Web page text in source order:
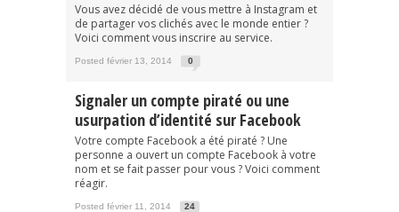
Vous avez décidé de vous mettre à Instagram et
de partager vos clichés avec le monde entier ?
Voici comment vous inscrire au service.
Posted février 13, 2014 0
Signaler un compte piraté ou une
usurpation d’identité sur Facebook
Votre compte Facebook a été piraté ? Une
personne a ouvert un compte Facebook à votre
nom et se fait passer pour vous ? Voici comment
réagir.
Posted février 11, 2014 24